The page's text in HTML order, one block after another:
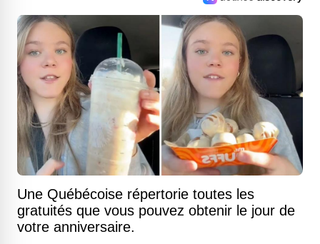
Une Québécoise répertorie toutes les
gratuités que vous pouvez obtenir le jour de
votre anniversaire.